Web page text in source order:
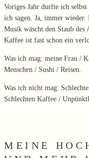
Voriges Jahr durfte ich
ich sagen. Ja, immer
Musik wäscht den Staub des
Kaffee ist fast schon ein
Was ich mag: meine Frau /
Menschen / Sushi / Reisen.
Was ich nicht mag:
Schlechten Kaffee /
MEINE